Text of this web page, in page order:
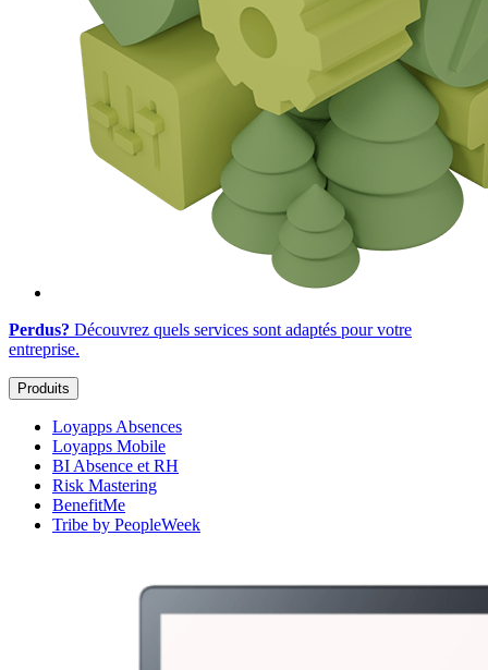
Perdus? Découvrez quels services sont adaptés pour votre
entreprise.
Produits
Loyapps Absences
Loyapps Mobile
BI Absence et RH
Risk Mastering
BenefitMe
Tribe by PeopleWeek